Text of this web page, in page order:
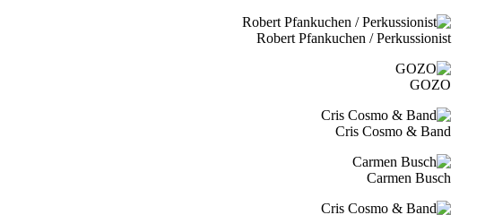
Robert Pfankuchen / Perkussionist
GOZO
Cris Cosmo & Band
Carmen Busch